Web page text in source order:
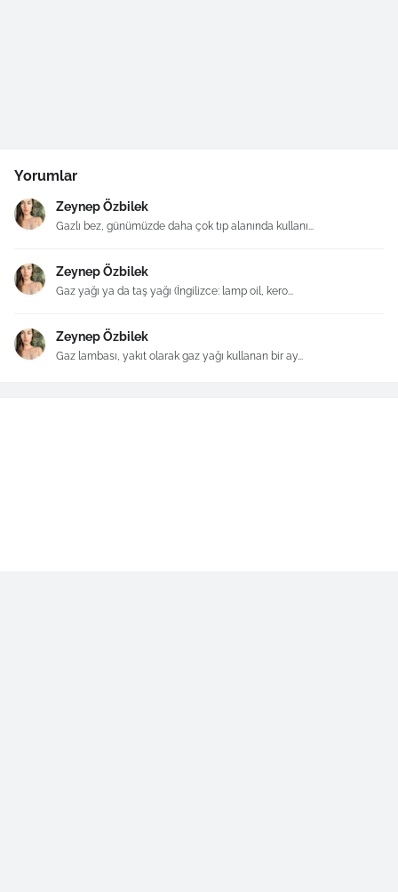
Yorumlar
Zeynep Özbilek
Gazlı bez, günümüzde daha çok tıp alanında kullanı...
Zeynep Özbilek
Gaz yağı ya da taş yağı (İngilizce: lamp oil, kero...
Zeynep Özbilek
Gaz lambası, yakıt olarak gaz yağı kullanan bir ay...